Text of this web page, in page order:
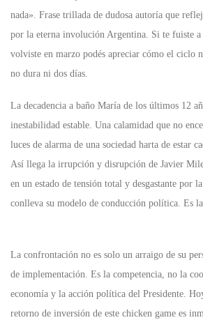
nada». Frase trillada de dudosa autoría que
por la eterna involución Argentina. Si te fuiste
volviste en marzo podés apreciar cómo el ciclo
no dura ni dos días.
La decadencia a baño María de los últimos 12
inestabilidad estable. Una calamidad que no
luces de alarma de una sociedad harta de estar
Así llega la irrupción y disrupción de Javier
en un estado de tensión total y desgastante por
conlleva su modelo de conducción política. Es
La confrontación no es solo un arraigo de su
de implementación. Es la competencia, no la
economía y la acción política del Presidente.
retorno de inversión de este chicken game es